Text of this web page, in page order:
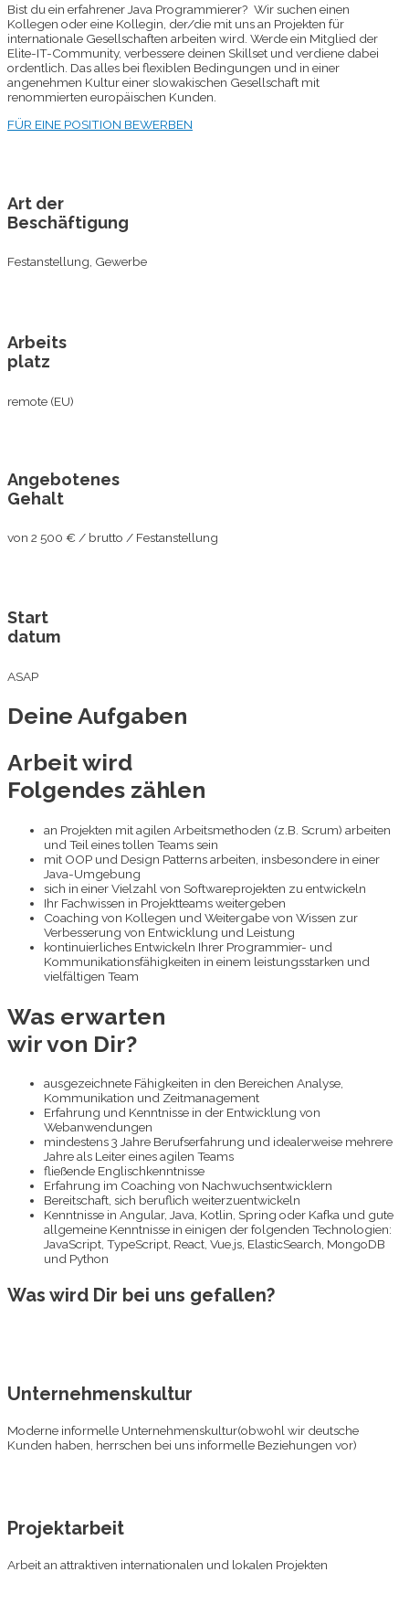
Bist du ein erfahrener Java Programmierer? Wir suchen einen
Kollegen oder eine Kollegin, der/die mit uns an Projekten für
internationale Gesellschaften arbeiten wird. Werde ein Mitglied der
Elite-IT-Community, verbessere deinen Skillset und verdiene dabei
ordentlich. Das alles bei flexiblen Bedingungen und in einer
angenehmen Kultur einer slowakischen Gesellschaft mit
renommierten europäischen Kunden.
FÜR EINE POSITION BEWERBEN
Art der
Beschäftigung
Festanstellung, Gewerbe
Arbeits
platz
remote (EU)
Angebotenes
Gehalt
von 2 500 € / brutto / Festanstellung
Start
datum
ASAP
Deine Aufgaben
Arbeit wird
Folgendes zählen
an Projekten mit agilen Arbeitsmethoden (z.B. Scrum) arbeiten
und Teil eines tollen Teams sein
mit OOP und Design Patterns arbeiten, insbesondere in einer
Java-Umgebung
sich in einer Vielzahl von Softwareprojekten zu entwickeln
Ihr Fachwissen in Projektteams weitergeben
Coaching von Kollegen und Weitergabe von Wissen zur
Verbesserung von Entwicklung und Leistung
kontinuierliches Entwickeln Ihrer Programmier- und
Kommunikationsfähigkeiten in einem leistungsstarken und
vielfältigen Team
Was erwarten
wir von Dir?
ausgezeichnete Fähigkeiten in den Bereichen Analyse,
Kommunikation und Zeitmanagement
Erfahrung und Kenntnisse in der Entwicklung von
Webanwendungen
mindestens 3 Jahre Berufserfahrung und idealerweise mehrere
Jahre als Leiter eines agilen Teams
fließende Englischkenntnisse
Erfahrung im Coaching von Nachwuchsentwicklern
Bereitschaft, sich beruflich weiterzuentwickeln
Kenntnisse in Angular, Java, Kotlin, Spring oder Kafka und gute
allgemeine Kenntnisse in einigen der folgenden Technologien:
JavaScript, TypeScript, React, Vue.js, ElasticSearch, MongoDB
und Python
Was wird Dir bei uns gefallen?
Unternehmenskultur
Moderne informelle Unternehmenskultur(obwohl wir deutsche
Kunden haben, herrschen bei uns informelle Beziehungen vor)
Projektarbeit
Arbeit an attraktiven internationalen und lokalen Projekten